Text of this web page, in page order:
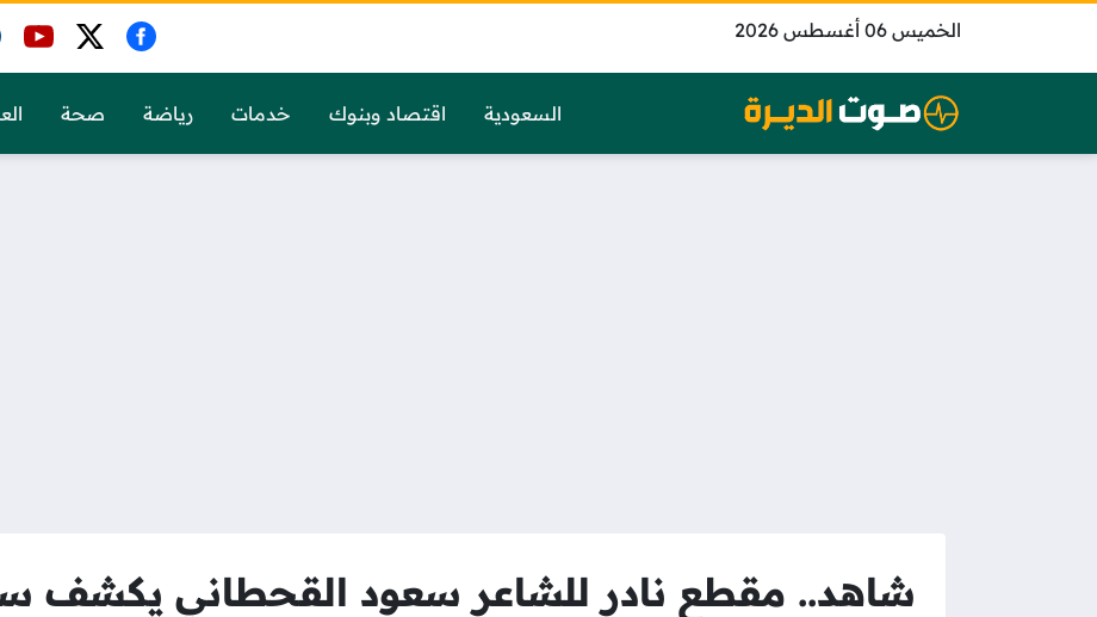
الخميس 06 أغسطس 2026
السعودية اقتصاد وبنوك خدمات رياضة صحة
شاهد.. مقطع نادر للشاعر سعود القحطاني يكشف